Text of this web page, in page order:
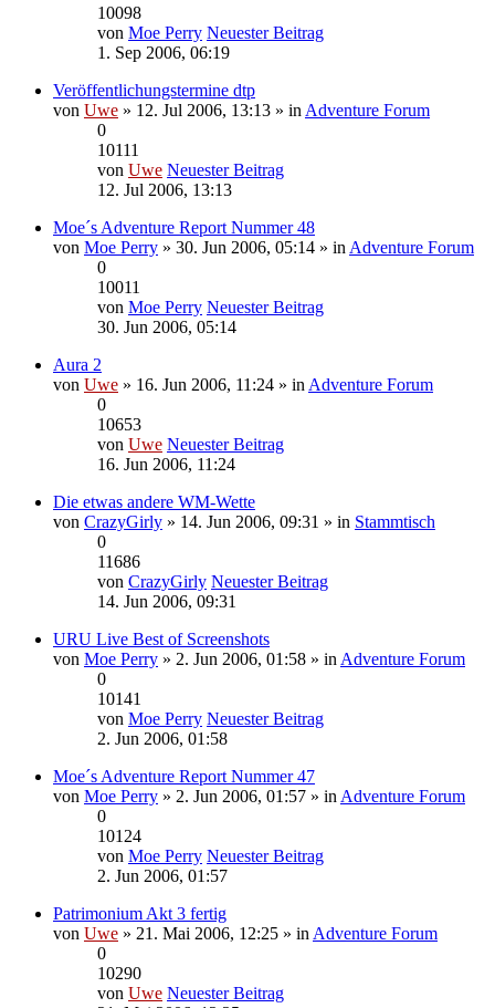
10098
von Moe Perry Neuester Beitrag
1. Sep 2006, 06:19
Veröffentlichungstermine dtp
von Uwe » 12. Jul 2006, 13:13 » in Adventure Forum
0
10111
von Uwe Neuester Beitrag
12. Jul 2006, 13:13
Moe´s Adventure Report Nummer 48
von Moe Perry » 30. Jun 2006, 05:14 » in Adventure Forum
0
10011
von Moe Perry Neuester Beitrag
30. Jun 2006, 05:14
Aura 2
von Uwe » 16. Jun 2006, 11:24 » in Adventure Forum
0
10653
von Uwe Neuester Beitrag
16. Jun 2006, 11:24
Die etwas andere WM-Wette
von CrazyGirly » 14. Jun 2006, 09:31 » in Stammtisch
0
11686
von CrazyGirly Neuester Beitrag
14. Jun 2006, 09:31
URU Live Best of Screenshots
von Moe Perry » 2. Jun 2006, 01:58 » in Adventure Forum
0
10141
von Moe Perry Neuester Beitrag
2. Jun 2006, 01:58
Moe´s Adventure Report Nummer 47
von Moe Perry » 2. Jun 2006, 01:57 » in Adventure Forum
0
10124
von Moe Perry Neuester Beitrag
2. Jun 2006, 01:57
Patrimonium Akt 3 fertig
von Uwe » 21. Mai 2006, 12:25 » in Adventure Forum
0
10290
von Uwe Neuester Beitrag